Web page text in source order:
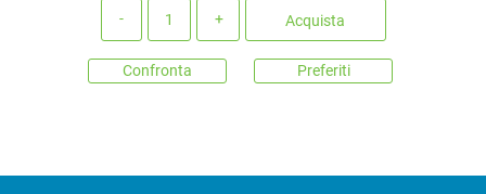
Acquista
Confronta Preferiti